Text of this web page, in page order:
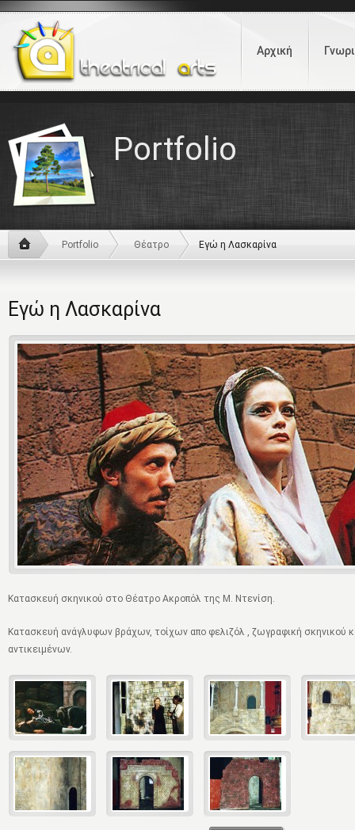
Αρχική
Portfolio
Portfolio Θέατρο Εγώ η Λασκαρίνα
Εγώ η Λασκαρίνα
Κατασκευή σκηνικού στο Θέατρο Ακροπόλ της Μ. Ντενίση.
Κατασκευή ανάγλυφων βράχων, τοίχων απο φελιζόλ , ζωγραφική σκηνικού
αντικειμένων.